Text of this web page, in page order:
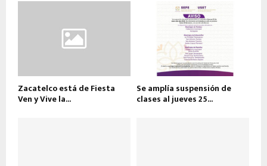
Zacatelco está de Fiesta
Ven y Vive la...
Se amplía suspensión de
clases al jueves 25...